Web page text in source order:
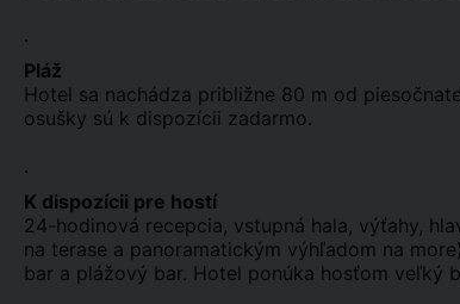
.
Pláž
Hotel sa nachádza približne 80 m od
osušky sú k dispozícii zadarmo.
.
K dispozícii pre hostí
24-hodinová recepcia, vstupná hala, výťahy,
na terase a panoramatickým výhľadom na
bar a plážový bar. Hotel ponúka hosťom veľký